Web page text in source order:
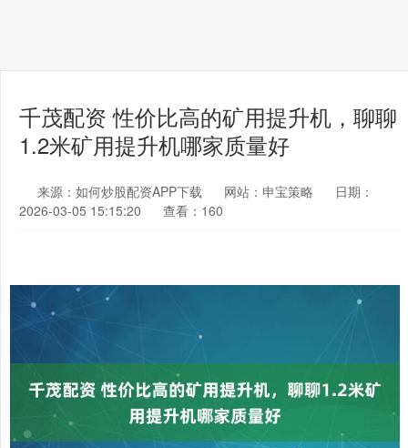
千茂配资 性价比高的矿用提升机，聊聊
1.2米矿用提升机哪家质量好
来源：如何炒股配资APP下载 网站：申宝策略
日期：
2026-03-05 15:15:20
查看：160